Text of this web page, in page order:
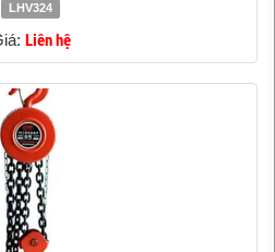
LHV324
Liên hệ